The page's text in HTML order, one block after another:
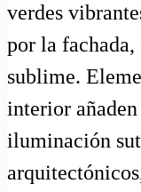
verdes
por la fachada,
sublime.
interior
iluminación